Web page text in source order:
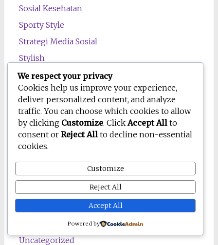
Sosial Kesehatan
Sporty Style
Strategi Media Sosial
Stylish
Teknologi
Tips Hemat
Tips Hubungan
Tips Kerja
Tips Sehat
Travel Goals
Tutorial Pemula
Uncategorized
We respect your privacy
Cookies help us improve your experience,
deliver personalized content, and analyze
traffic. You can choose which cookies to allow
by clicking Customize. ClickAccept All to
consent or Reject All to decline non-essential
cookies.
Customize
Reject All
Accept All
Powered by